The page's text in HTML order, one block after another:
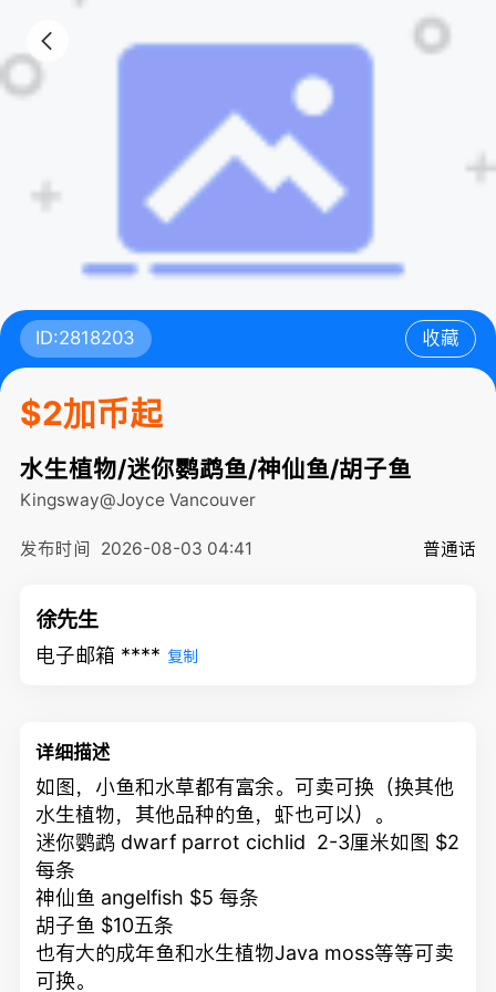
ID:2818203 收藏
$2加币起
水生植物/迷你鹦鹉鱼/神仙鱼/胡子鱼
Kingsway@Joyce Vancouver
发布时间 2026-08-03 04:41 普通话
徐先生
电子邮箱 **** 复制
详细描述
如图，小鱼和水草都有富余。可卖可换（换其他
水生植物，其他品种的鱼，虾也可以）。
迷你鹦鹉 dwarf parrot cichlid 2-3厘米如图 $2
每条
神仙鱼 angelfish $5 每条
胡子鱼 $10五条
也有大的成年鱼和水生植物Java moss等等可卖
可换。